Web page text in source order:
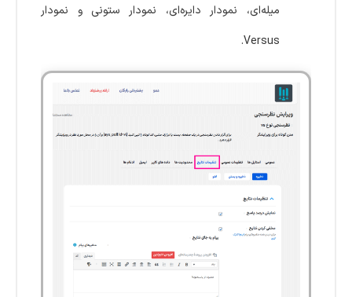
میله‌ای، نمودار دایره‌ای، نمودار ستونی و نمودار
Versus.